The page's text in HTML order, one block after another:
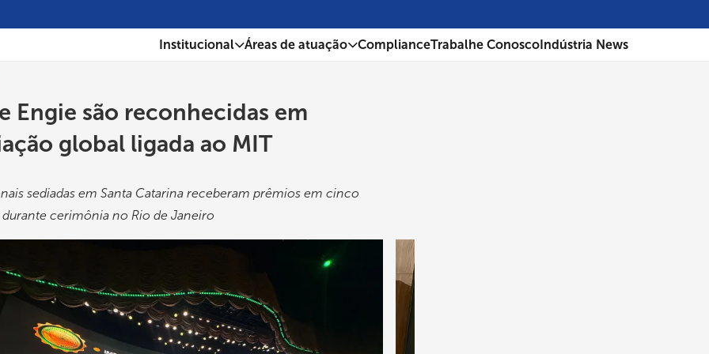
Institucional Áreas de atuação ComplianceTrabalhe Conosco Indústria News
Engie são reconhecidas em
global ligada ao MIT
sediadas em Santa Catarina receberam prêmios em cinco
cerimônia no Rio de Janeiro